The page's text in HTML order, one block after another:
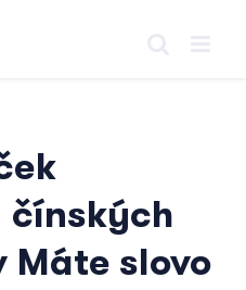
čínských
Máte slovo